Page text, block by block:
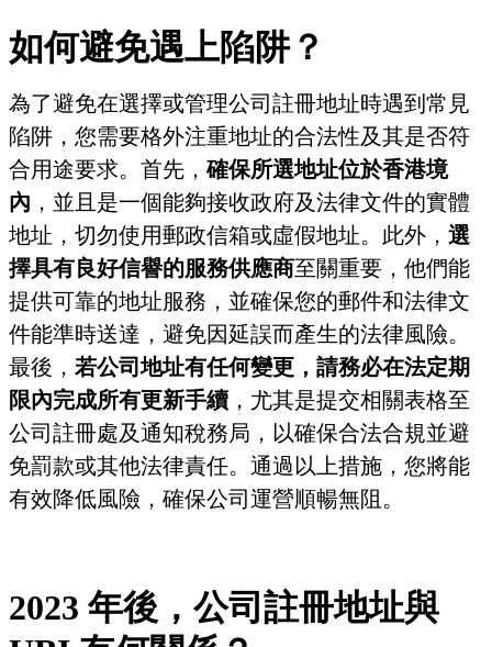
如何避免遇上陷阱？
為了避免在選擇或管理公司註冊地址時遇到常見
陷阱，您需要格外注重地址的合法性及其是否符
合用途要求。首先， 確保所選地址位於香港境
內 ，並且是一個能夠接收政府及法律文件的實體
地址，切勿使用郵政信箱或虛假地址。此外， 選
擇具有良好信譽的服務供應商至關重要，他們能
提供可靠的地址服務，並確保您的郵件和法律文
件能準時送達，避免因延誤而產生的法律風險。
最後， 若公司地址有任何變更，請務必在法定期
限內完成所有更新手續，尤其是提交相關表格至
公司註冊處及通知稅務局，以確保合法合規並避
免罰款或其他法律責任。通過以上措施，您將能
有效降低風險，確保公司運營順暢無阻。
2023 年後，公司註冊地址與